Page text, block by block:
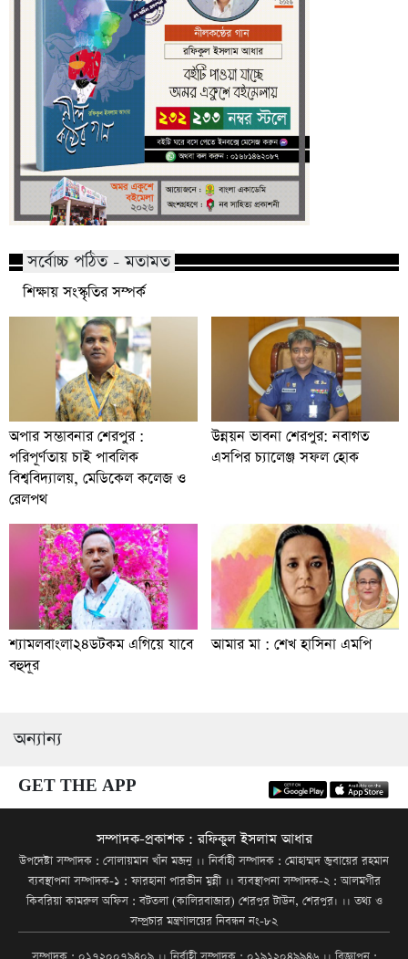
সর্বোচ্চ পঠিত - মতামত
শিক্ষায় সংস্কৃতির সম্পর্ক
অপার সম্ভাবনার শেরপুর :
পরিপূর্ণতায় চাই পাবলিক
বিশ্ববিদ্যালয়, মেডিকেল কলেজ ও
রেলপথ
উন্নয়ন ভাবনা শেরপুর: নবাগত
এসপির চ্যালেঞ্জ সফল হোক
শ্যামলবাংলা২৪ডটকম এগিয়ে যাবে
বহুদূর
আমার মা : শেখ হাসিনা এমপি
অন্যান্য
GET THE APP
সম্পাদক-প্রকাশক : রফিকুল ইসলাম আধার
উপদেষ্টা সম্পাদক : সোলায়মান খাঁন মজনু ।। নির্বাহী সম্পাদক : মোহাম্মদ জুবায়ের রহমান
ব্যবস্থাপনা সম্পাদক-১ : ফারহানা পারভীন মুন্নী ।। ব্যবস্থাপনা সম্পাদক-২ : আলমগীর
কিবরিয়া কামরুল অফিস : বটতলা (কালিরবাজার) শেরপুর টাউন, শেরপুর। ।। তথ্য ও
সম্প্রচার মন্ত্রণালয়ের নিবন্ধন নং-৮২